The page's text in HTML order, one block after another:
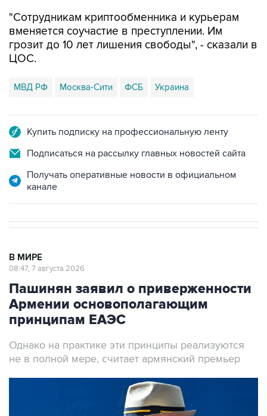
"Сотрудникам криптообменника и курьерам
вменяется соучастие в преступлении. Им
грозит до 10 лет лишения свободы", - сказали в
ЦОС.
МВД РФ Москва-Сити ФСБ Украина
Купить подписку на профессиональную ленту
Подписаться на рассылку главных новостей сайта
Получать оперативные новости в официальном
канале
В МИРЕ
08:47, 7 августа 2026
Пашинян заявил о приверженности
Армении основополагающим
принципам ЕАЭС
Однако на практике эти принципы реализуются
не в полной мере, считает армянский премьер